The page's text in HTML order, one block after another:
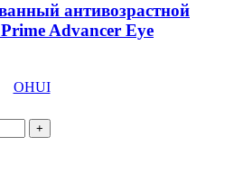
антивозрастной
Advancer Eye
OHUI